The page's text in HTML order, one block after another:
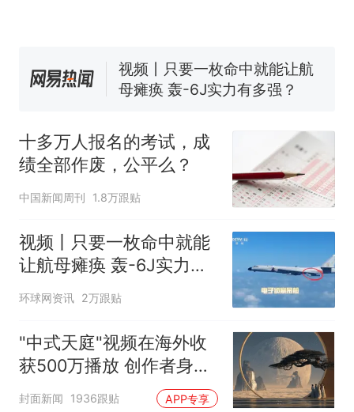
了……
视频丨只要一枚命中就能让航
母瘫痪 轰-6J实力有多强？
电力部门回应
台风"白海豚"登陆 中心附近最
大风力14级
热 十多万人报名的考试，成绩
十多万人报名的考试，成
绩全部作废，公平么？
中国新闻周刊 1.8万跟贴
视频丨只要一枚命中就能
让航母瘫痪 轰-6J实力有
多强？
环球网资讯 2万跟贴
"中式天庭"视频在海外收
获500万播放 创作者身份
披露
封面新闻 1936跟贴 APP专享